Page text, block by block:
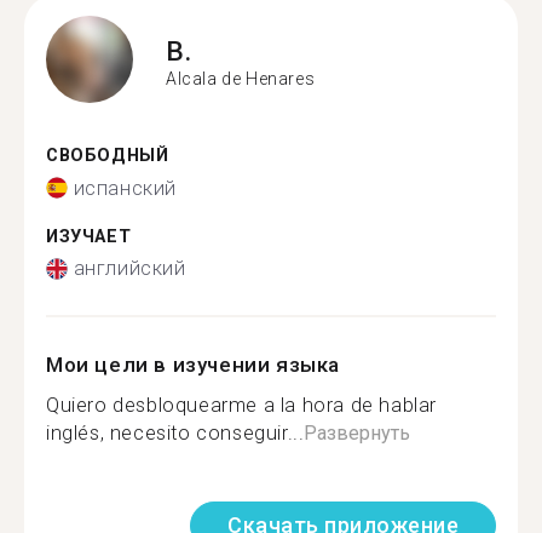
B.
Alcala de Henares
СВОБОДНЫЙ
испанский
ИЗУЧАЕТ
английский
Мои цели в изучении языка
Quiero desbloquearme a la hora de hablar
inglés, necesito conseguir...Развернуть
Скачать приложение